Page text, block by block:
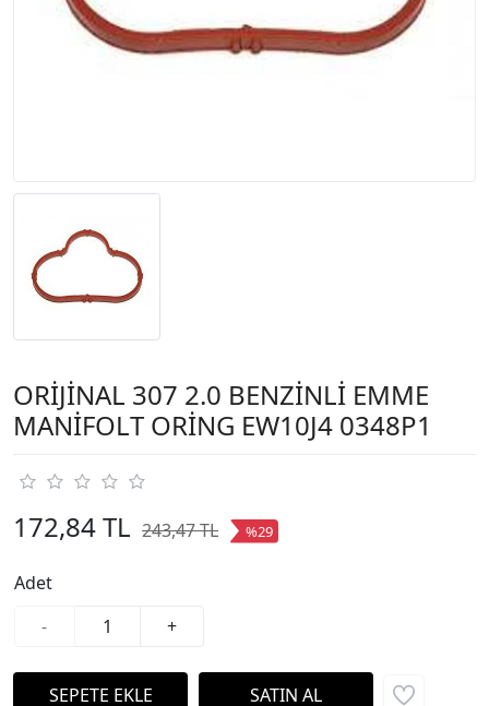
ORİJİNAL 307 2.0 BENZİNLİ EMME
MANİFOLT ORİNG EW10J4 0348P1
172,84 TL 243,47 TL %29
Adet
-
+